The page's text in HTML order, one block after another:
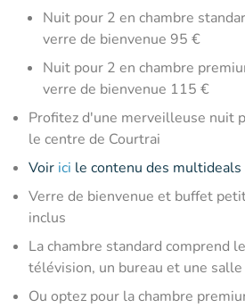
Nuit pour 2 en chambre
verre de bienvenue 95 €
Nuit pour 2 en chambre
verre de bienvenue 115 €
Profitez d'une merveilleuse nuit
le centre de Courtrai
Voir ici le contenu des multideals
Verre de bienvenue et buffet
inclus
La chambre standard comprend
télévision, un bureau et une salle
Ou optez pour la chambre